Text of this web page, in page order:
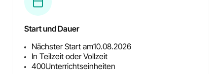
Start und Dauer
Nächster Start am10.08.2026
In Teilzeit oder Vollzeit
400Unterrichtseinheiten